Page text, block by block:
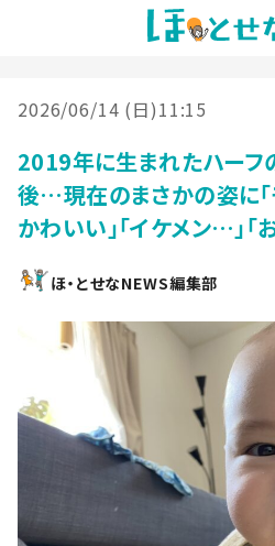
2026/06/14 (日)11:15
2019年に生まれたハーフ
後…現在のまさかの姿に「
かわいい」「イケメン…」「
ほ・とせなNEWS編集部